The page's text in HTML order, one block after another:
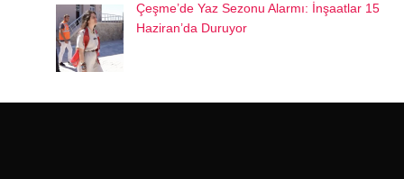
Çeşme’de Yaz Sezonu Alarmı: İnşaatlar 15
Haziran’da Duruyor